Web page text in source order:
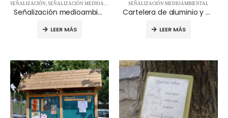
SEÑALIZACIÓN SEÑALIZACIÓN MEDIOAMBIENTAL
Señalización medioambiental Tiana
LEER MÁS
SEÑALIZACIÓN MEDIOAMBIENTAL
Cartelera de aluminio y madera con techado ACCS001
LEER MÁS